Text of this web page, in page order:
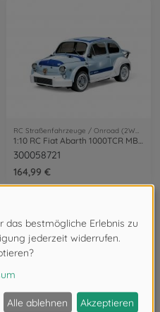
RC Straßenfahrzeuge / Onroad (2WD/4WD)
1:10 RC Fiat Abarth 1000TCR MB-01
300058721
164,99 €